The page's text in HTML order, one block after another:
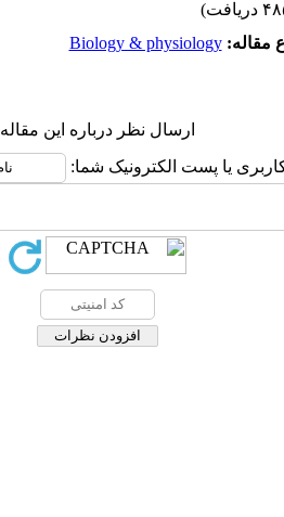
مقاله:Biology & physiology
ارسال نظر درباره این مقاله
یا پست الکترونیک شما: